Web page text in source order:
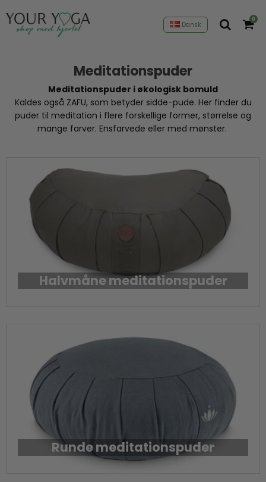
Dansk
0
Meditationspuder
Meditationspuder i økologisk bomuld
Kaldes også ZAFU, som betyder sidde-pude. Her finder du
puder til meditation i flere forskellige former, størrelse og
mange farver. Ensfarvede eller med mønster.
Halvmåne meditationspuder
Runde meditationspuder